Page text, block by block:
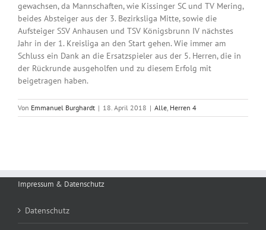
gewachsen, da Mannschaften, wie Kissinger SC und TV Mering,
beides Absteiger aus der 3. Bezirksliga Mitte, sowie die
Aufsteiger SSV Anhausen und TSV Königsbrunn IV nächstes
Jahr in der 1. Kreisliga an den Start gehen. Wie immer am
Schluss ein Dank an die Ersatzspieler aus der 5. Herren, die in
der Rückrunde ausgeholfen und zu diesem Erfolg mit
beigetragen haben.
Von Emmanuel Burghardt | 18. April 2018 | Alle, Herren 4
Impressum & Datenschutz
Datenschutz